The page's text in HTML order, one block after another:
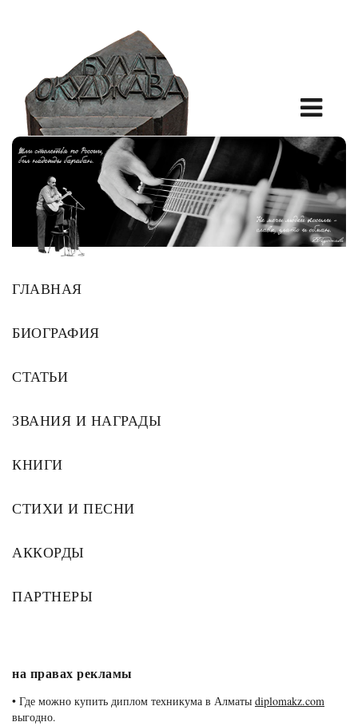
ГЛАВНАЯ
БИОГРАФИЯ
СТАТЬИ
ЗВАНИЯ И НАГРАДЫ
КНИГИ
СТИХИ И ПЕСНИ
АККОРДЫ
ПАРТНЕРЫ
на правах рекламы
• Где можно купить диплом техникума в Алматы diplomakz.com
выгодно.